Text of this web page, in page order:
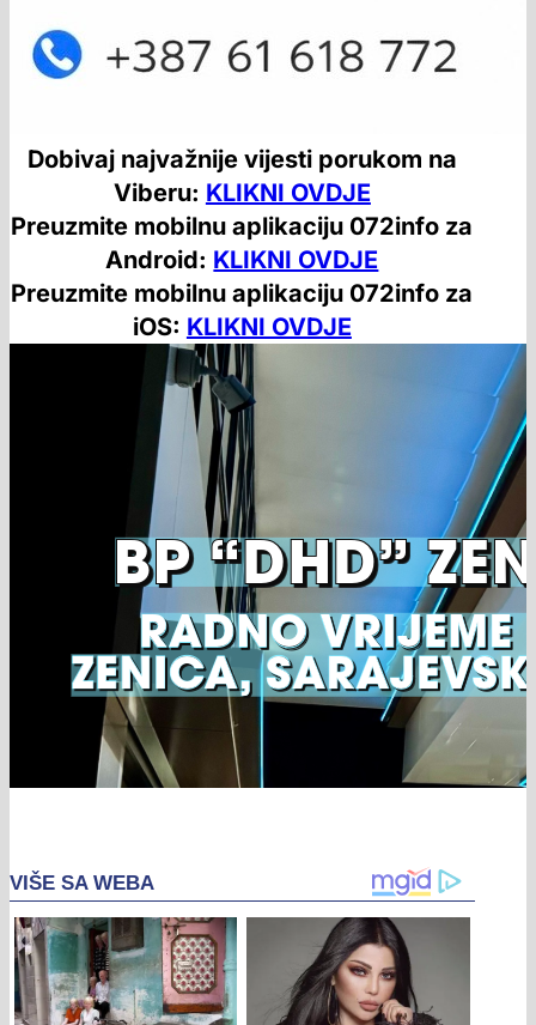
Dobivaj najvažnije vijesti porukom na
Viberu: KLIKNI OVDJE
Preuzmite mobilnu aplikaciju 072info za
Android: KLIKNI OVDJE
Preuzmite mobilnu aplikaciju 072info za
iOS: KLIKNI OVDJE